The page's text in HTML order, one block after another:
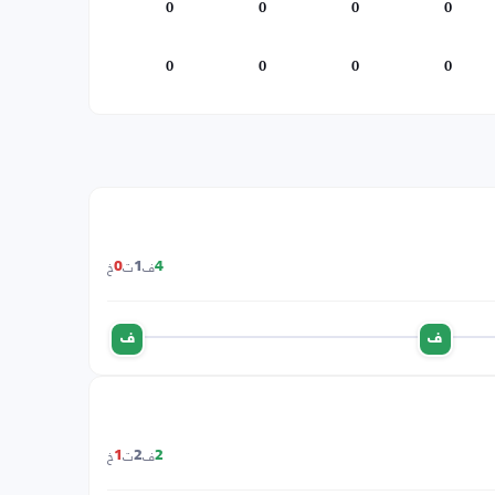
0
0
0
0
0
0
0
0
4ف 1ت0خ
ف ف
2ف2ت 1خ